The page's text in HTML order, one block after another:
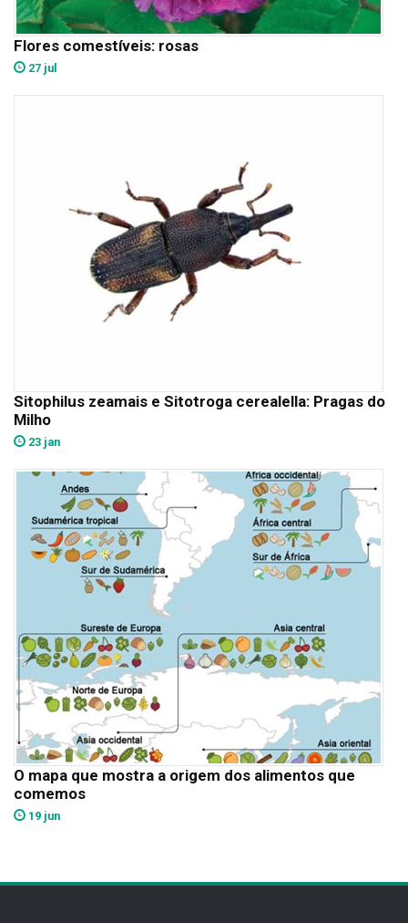
Flores comestíveis: rosas
27 jul
Sitophilus zeamais e Sitotroga cerealella: Pragas do
Milho
23 jan
O mapa que mostra a origem dos alimentos que
comemos
19 jun